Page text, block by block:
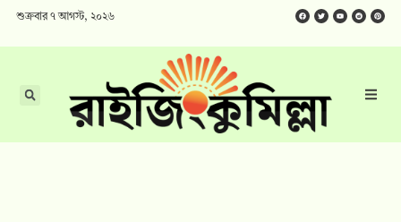
শুক্রবার ৭ আগস্ট, ২০২৬